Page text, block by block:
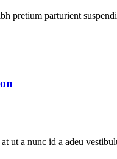
pretium parturient
ut a nunc id a adeu